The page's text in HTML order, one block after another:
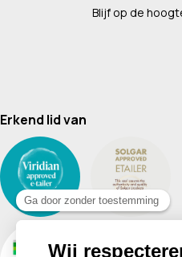
Blijf op de
Erkend lid van